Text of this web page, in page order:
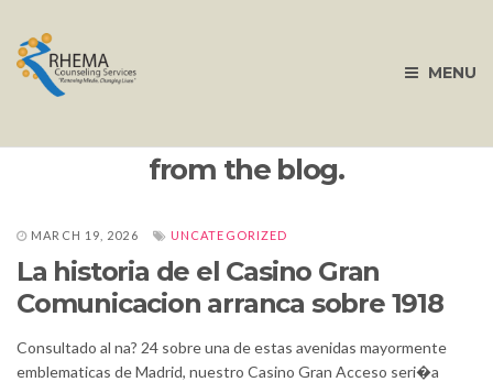
MENU
from the blog.
MARCH 19, 2026 UNCATEGORIZED
La historia de el Casino Gran
Comunicacion arranca sobre 1918
Consultado al na? 24 sobre una de estas avenidas mayormente
emblematicas de Madrid, nuestro Casino Gran Acceso seri�a